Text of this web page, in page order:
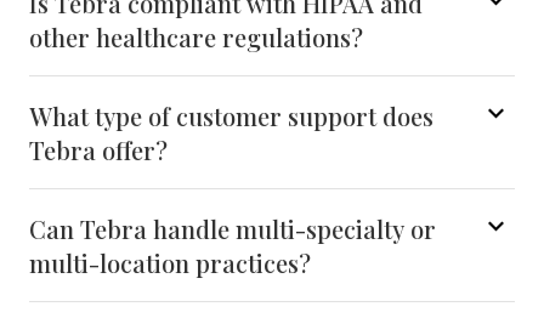
other healthcare regulations?
What type of customer support does
Tebra offer?
Can Tebra handle multi-specialty or
multi-location practices?